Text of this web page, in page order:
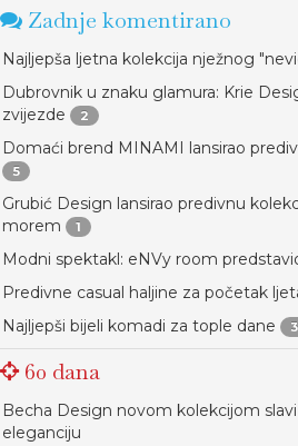
Zadnje komentirano
Najljepša ljetna kolekcija nježnog
Dubrovnik u znaku glamura: Krie
zvijezde
2
Domaći brend MINAMI lansirao
5
Grubić Design lansirao predivnu
morem
1
Modni spektakl: eNVy room
Predivne casual haljine za početak
Najljepši bijeli komadi za tople dane 3
60 dana
Becha Design novom kolekcijom
eleganciju